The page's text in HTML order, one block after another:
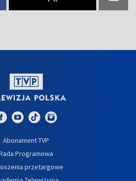
Abonament TVP
Programowa
przetargowe